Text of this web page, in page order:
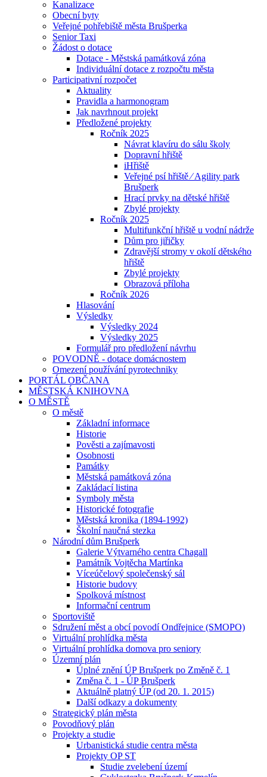
Kanalizace
Obecní byty
Veřejné pohřebiště města Brušperka
Senior Taxi
Žádost o dotace
Dotace - Městská památková zóna
Individuální dotace z rozpočtu města
Participativní rozpočet
Aktuality
Pravidla a harmonogram
Jak navrhnout projekt
Předložené projekty
Ročník 2025
Návrat klavíru do sálu školy
Dopravní hřiště
iHřiště
Veřejné psí hřiště ⁄ Agility park
Brušperk
Hrací prvky na dětské hřiště
Zbylé projekty
Ročník 2025
Multifunkční hřiště u vodní nádrže
Dům pro jiřičky
Zdravější stromy v okolí dětského
hřiště
Zbylé projekty
Obrazová příloha
Ročník 2026
Hlasování
Výsledky
Výsledky 2024
Výsledky 2025
Formulář pro předložení návrhu
POVODNĚ - dotace domácnostem
Omezení používání pyrotechniky
PORTÁL OBČANA
MĚSTSKÁ KNIHOVNA
O MĚSTĚ
O městě
Základní informace
Historie
Pověsti a zajímavosti
Osobnosti
Památky
Městská památková zóna
Zakládací listina
Symboly města
Historické fotografie
Městská kronika (1894-1992)
Školní naučná stezka
Národní dům Brušperk
Galerie Výtvarného centra Chagall
Památník Vojtěcha Martínka
Víceúčelový společenský sál
Historie budovy
Spolková místnost
Informační centrum
Sportoviště
Sdružení měst a obcí povodí Ondřejnice (SMOPO)
Virtuální prohlídka města
Virtuální prohlídka domova pro seniory
Územní plán
Úplné znění ÚP Brušperk po Změně č. 1
Změna č. 1 - ÚP Brušperk
Aktuálně platný ÚP (od 20. 1. 2015)
Další odkazy a dokumenty
Strategický plán města
Povodňový plán
Projekty a studie
Urbanistická studie centra města
Projekty OP ST
Studie zvelebení území